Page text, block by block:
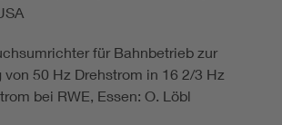
für Bahnbetrieb zur
von 50 Hz Drehstrom in 16 2/3 Hz
bei RWE, Essen: O. Löbl